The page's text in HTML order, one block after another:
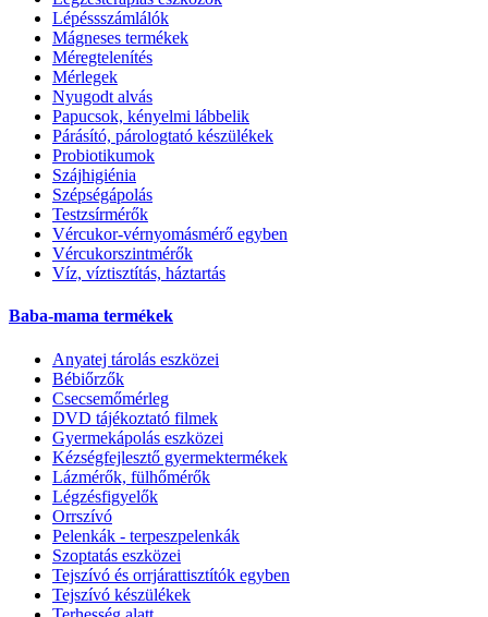
Lépéssszámlálók
Mágneses termékek
Méregtelenítés
Mérlegek
Nyugodt alvás
Papucsok, kényelmi lábbelik
Párásító, párologtató készülékek
Probiotikumok
Szájhigiénia
Szépségápolás
Testzsírmérők
Vércukor-vérnyomásmérő egyben
Vércukorszintmérők
Víz, víztisztítás, háztartás
Baba-mama termékek
Anyatej tárolás eszközei
Bébiőrzők
Csecsemőmérleg
DVD tájékoztató filmek
Gyermekápolás eszközei
Kézségfejlesztő gyermektermékek
Lázmérők, fülhőmérők
Légzésfigyelők
Orrszívó
Pelenkák - terpeszpelenkák
Szoptatás eszközei
Tejszívó és orrjárattisztítók egyben
Tejszívó készülékek